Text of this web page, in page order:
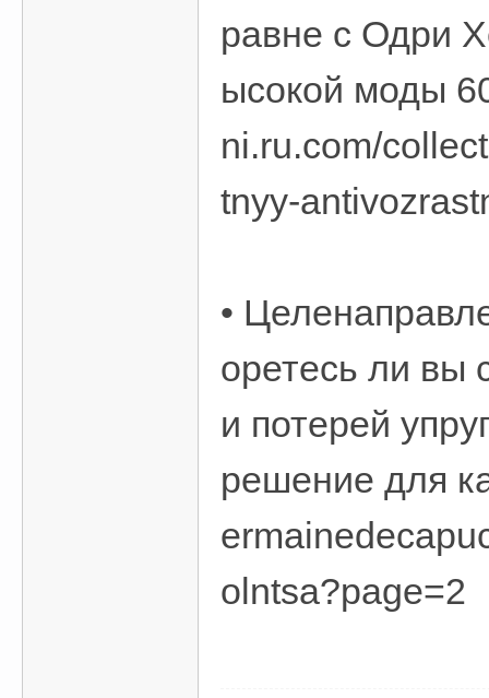
равне с Одри
ысокой моды
ni.ru.com/
tnyy-
•
оретесь ли вы
и потерей
решение для
olntsa?page=2